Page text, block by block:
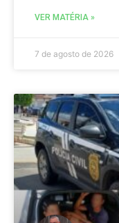
VER MATÉRIA »
7 de agosto de 2026